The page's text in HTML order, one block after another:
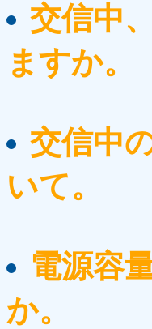
交信中
ますか。
交信中
いて。
電源容
か。